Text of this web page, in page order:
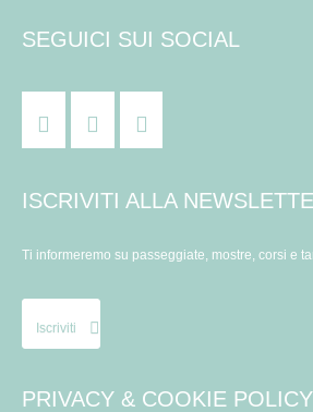
SEGUICI SUI SOCIAL
ISCRIVITI ALLA
Ti informeremo su passeggiate, mostre, corsi e
Iscriviti
PRIVACY & COOKIE POLICY